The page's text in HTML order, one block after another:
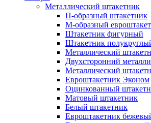
Металлический штакетник
П-образный штакетник
М-образный
Штакетник фигурный
Штакетник
Металлический
Двухсторонний
Металлический
Евроштакетник Эконом
Оцинкованный
Матовый штакетник
Белый штакетник
Евроштакетник